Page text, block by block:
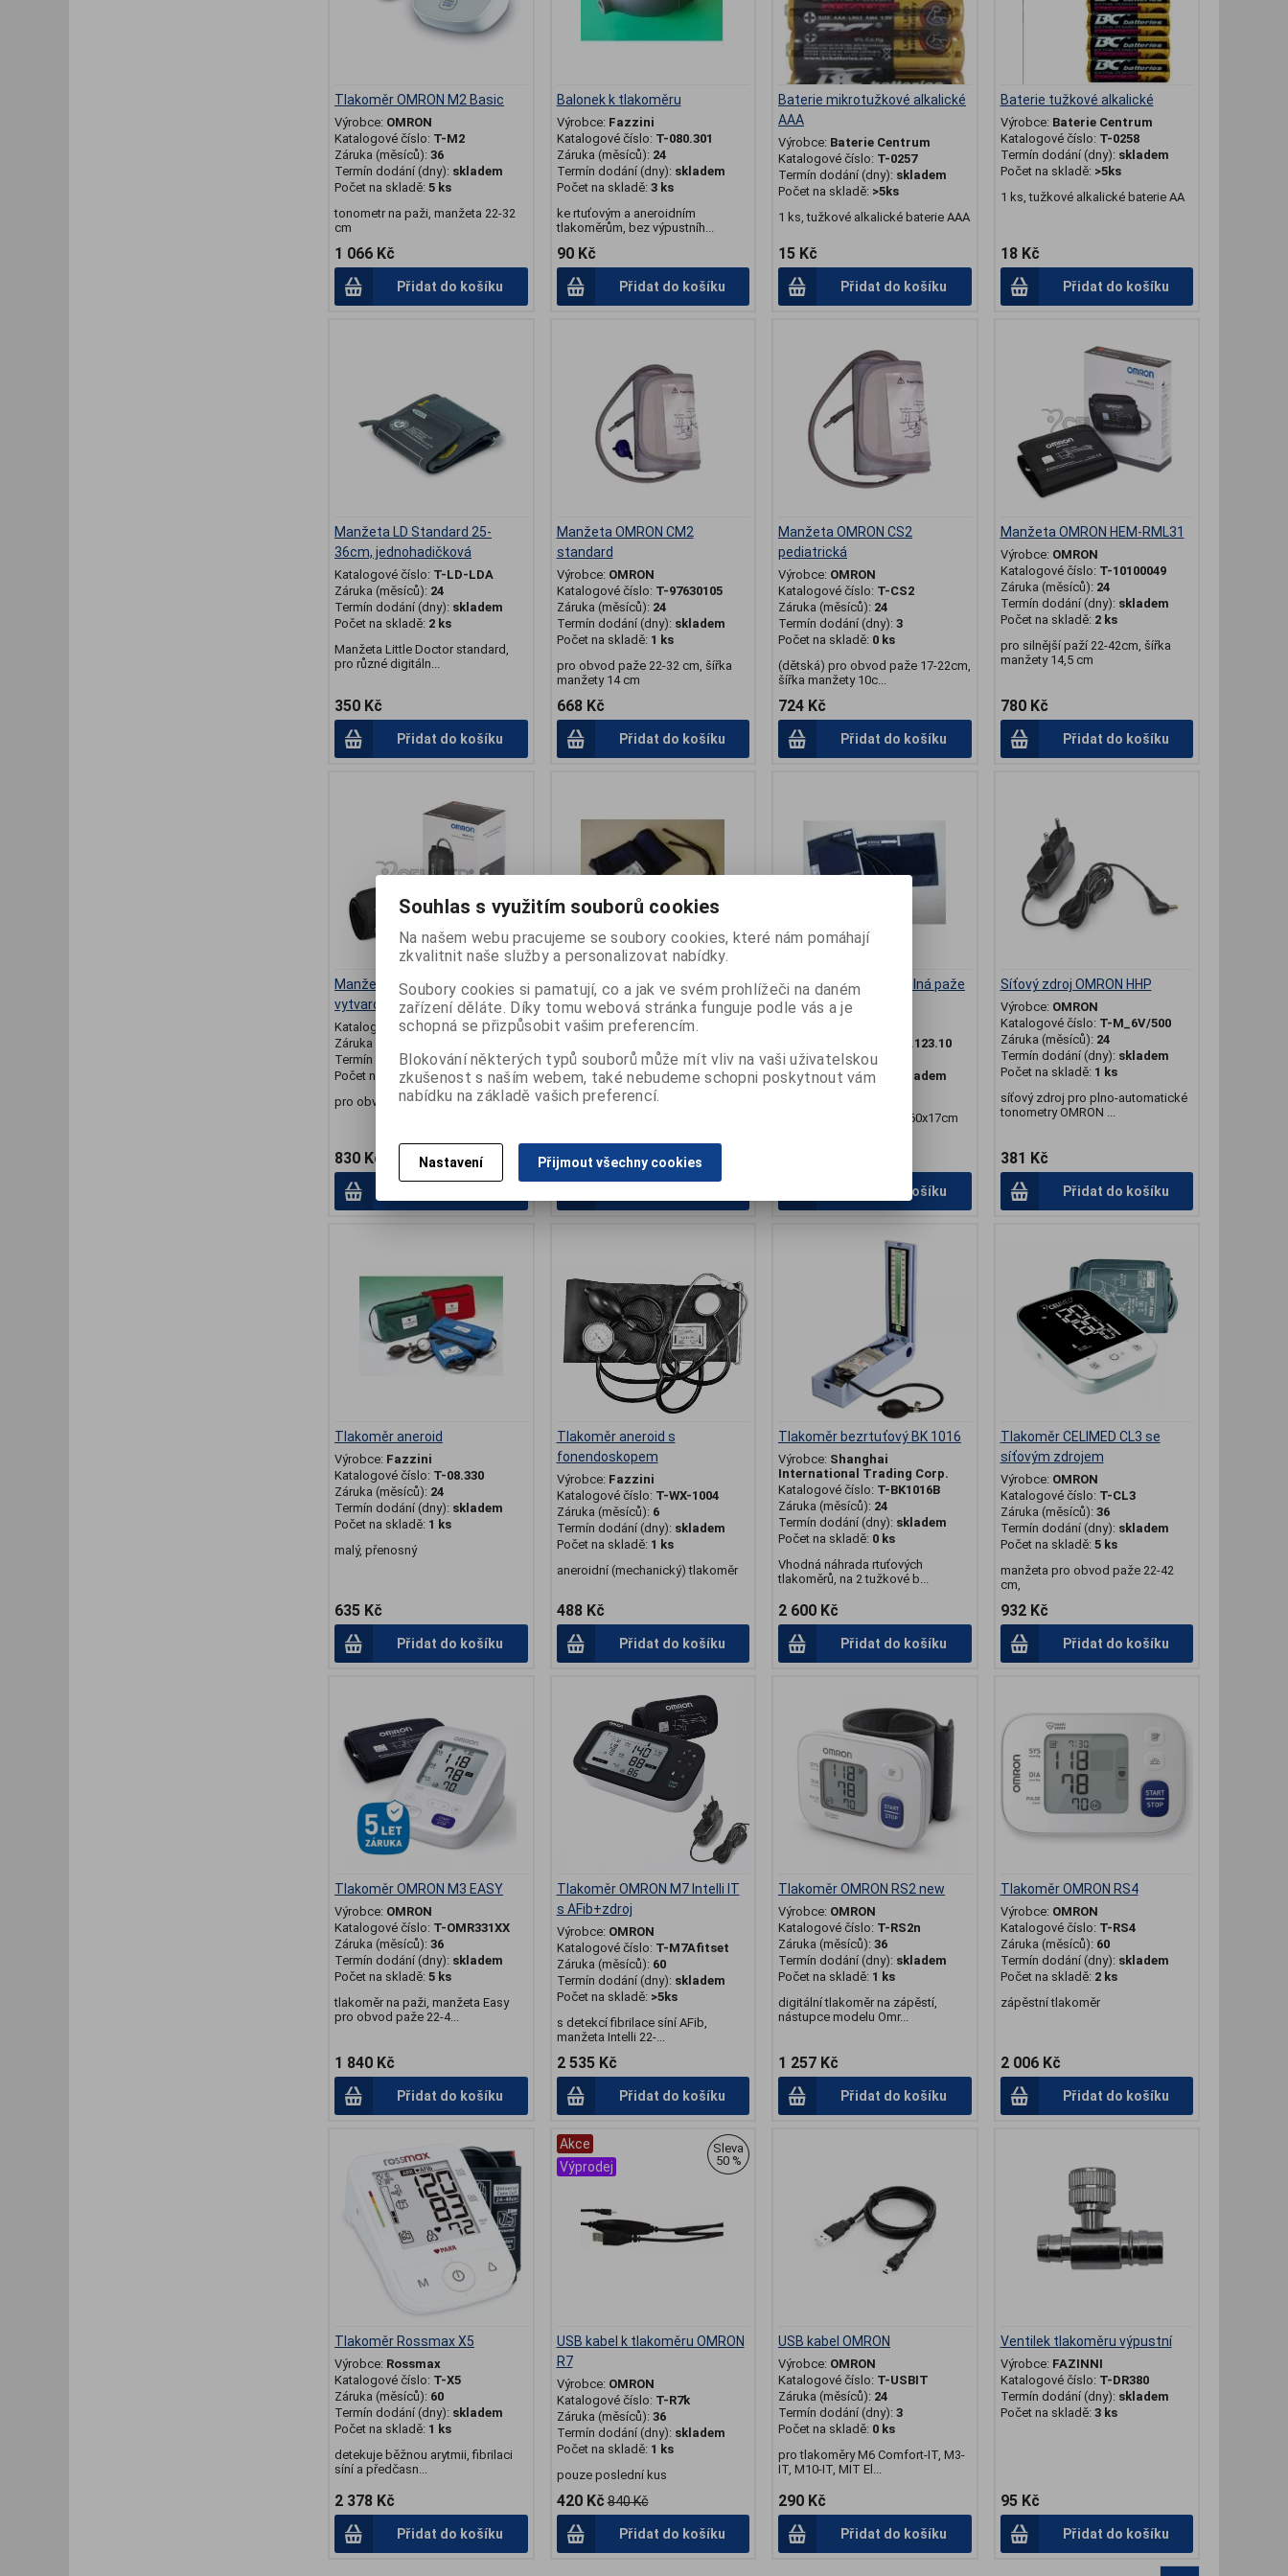
skutečnosti má.
Tlakoměr OMRON M2 Basic
Výrobce: OMRON
Katalogové číslo: T-M2
Záruka (měsíců): 36
Termín dodání (dny): skladem
Počet na skladě: 5 ks
tonometr na paži, manžeta 22-32
cm
1 066 Kč
Přidat do košíku
Balonek k tlakoměru
Výrobce: Fazzini
Katalogové číslo: T-080.301
Záruka (měsíců): 24
Termín dodání (dny): skladem
Počet na skladě: 3 ks
ke rtuťovým a aneroidním
tlakoměrům, bez výpustníh...
90 Kč
Přidat do košíku
Baterie mikrotužkové alkalické
AAA
Výrobce: Baterie Centrum
Katalogové číslo: T-0257
Termín dodání (dny): skladem
Počet na skladě: >5ks
1 ks, tužkové alkalické baterie AAA
15 Kč
Přidat do košíku
Baterie tužkové alkalické
Výrobce: Baterie Centrum
Katalogové číslo: T-0258
Termín dodání (dny): skladem
Počet na skladě: >5ks
1 ks, tužkové alkalické baterie AA
18 Kč
Přidat do košíku
Manžeta LD Standard 25-
36cm, jednohadičková
Katalogové číslo: T-LD-LDA
Záruka (měsíců): 24
Termín dodání (dny): skladem
Počet na skladě: 2 ks
Manžeta Little Doctor standard,
pro různé digitáln...
350 Kč
Přidat do košíku
Manžeta OMRON CM2
standard
Výrobce: OMRON
Katalogové číslo: T-97630105
Záruka (měsíců): 24
Termín dodání (dny): skladem
Počet na skladě: 1 ks
pro obvod paže 22-32 cm, šířka
manžety 14 cm
668 Kč
Přidat do košíku
Manžeta OMRON CS2
pediatrická
Výrobce: OMRON
Katalogové číslo: T-CS2
Záruka (měsíců): 24
Termín dodání (dny): 3
Počet na skladě: 0 ks
(dětská) pro obvod paže 17-22cm,
šířka manžety 10c...
724 Kč
Přidat do košíku
Manžeta OMRON HEM-RML31
Výrobce: OMRON
Katalogové číslo: T-10100049
Záruka (měsíců): 24
Termín dodání (dny): skladem
Počet na skladě: 2 ks
pro silnější paží 22-42cm, šířka
manžety 14,5 cm
780 Kč
Přidat do košíku
Manžeta OMRON Intelli IC
vytvarovaná (HEM-FL31)
Katalogové číslo:T-9911730-8
Záruka (měsíců):
Termín dodání (dny):skladem
Počet na skladě:1 ks
pro obvod paže 22 - 42cm
830 Kč
Manžeta tlakoměru
dvouhadička
Výrobce: Fazzini
Záruka (měsíců):24
Termín dodání (dny):skladem
Počet na skladě:3 ks
345 Kč
Manžeta tlakoměru silná paže
dvouhadička
T-080.123.10
Záruka (měsíců):24
Termín dodání (dny):
skladem
manžeta na silnou paži 60x17cm
Přidat do košíku
Síťový zdroj OMRON HHP
Výrobce: OMRON
Katalogové číslo: T-M_6V/500
Záruka (měsíců): 24
Termín dodání (dny): skladem
Počet na skladě: 1 ks
síťový zdroj pro plno-automatické
tonometry OMRON ...
381 Kč
Přidat do košíku
Tlakoměr aneroid
Výrobce: Fazzini
Katalogové číslo: T-08.330
Záruka (měsíců): 24
Termín dodání (dny): skladem
Počet na skladě: 1 ks
malý, přenosný
635 Kč
Přidat do košíku
Tlakoměr aneroid s
fonendoskopem
Výrobce: Fazzini
Katalogové číslo: T-WX-1004
Záruka (měsíců): 6
Termín dodání (dny): skladem
Počet na skladě: 1 ks
aneroidní (mechanický) tlakoměr
488 Kč
Přidat do košíku
Tlakoměr bezrtuťový BK 1016
Výrobce: Shanghai
International Trading Corp.
Katalogové číslo: T-BK1016B
Záruka (měsíců): 24
Termín dodání (dny): skladem
Počet na skladě: 0 ks
Vhodná náhrada rtuťových
tlakoměrů, na 2 tužkové b...
2 600 Kč
Přidat do košíku
Tlakoměr CELIMED CL3 se
síťovým zdrojem
Výrobce: OMRON
Katalogové číslo: T-CL3
Záruka (měsíců): 36
Termín dodání (dny): skladem
Počet na skladě: 5 ks
manžeta pro obvod paže 22-42
cm,
932 Kč
Přidat do košíku
Tlakoměr OMRON M3 EASY
Výrobce: OMRON
Katalogové číslo: T-OMR331XX
Záruka (měsíců): 36
Termín dodání (dny): skladem
Počet na skladě: 5 ks
tlakoměr na paži, manžeta Easy
pro obvod paže 22-4...
1 840 Kč
Přidat do košíku
Tlakoměr OMRON M7 Intelli IT
s AFib+zdroj
Výrobce: OMRON
Katalogové číslo: T-M7Afitset
Záruka (měsíců): 60
Termín dodání (dny): skladem
Počet na skladě: >5ks
s detekcí fibrilace síní AFib,
manžeta Intelli 22-...
2 535 Kč
Přidat do košíku
Tlakoměr OMRON RS2 new
Výrobce: OMRON
Katalogové číslo: T-RS2n
Záruka (měsíců): 36
Termín dodání (dny): skladem
Počet na skladě: 1 ks
digitální tlakoměr na zápěstí,
nástupce modelu Omr...
1 257 Kč
Přidat do košíku
Tlakoměr OMRON RS4
Výrobce: OMRON
Katalogové číslo: T-RS4
Záruka (měsíců): 60
Termín dodání (dny): skladem
Počet na skladě: 2 ks
zápěstní tlakoměr
2 006 Kč
Přidat do košíku
Tlakoměr Rossmax X5
Výrobce: Rossmax
Katalogové číslo: T-X5
Záruka (měsíců): 60
Termín dodání (dny): skladem
Počet na skladě: 1 ks
detekuje běžnou arytmii, fibrilaci
síní a předčasn...
2 378 Kč
Přidat do košíku
Akce
Výprodej
Sleva
50 %
USB kabel k tlakoměru OMRON
R7
Výrobce: OMRON
Katalogové číslo: T-R7k
Záruka (měsíců): 36
Termín dodání (dny): skladem
Počet na skladě: 1 ks
pouze poslední kus
420 Kč 840 Kč
Přidat do košíku
USB kabel OMRON
Výrobce: OMRON
Katalogové číslo: T-USBIT
Záruka (měsíců): 24
Termín dodání (dny): 3
Počet na skladě: 0 ks
pro tlakoměry M6 Comfort-IT, M3-
IT, M10-IT, MIT El...
290 Kč
Přidat do košíku
Ventilek tlakoměru výpustní
Výrobce: FAZINNI
Katalogové číslo: T-DR380
Termín dodání (dny): skladem
Počet na skladě: 3 ks
95 Kč
Přidat do košíku
Souhlas s využitím souborů cookies
Na našem webu pracujeme se soubory cookies, které nám pomáhají
zkvalitnit naše služby a personalizovat nabídky.
Soubory cookies si pamatují, co a jak ve svém prohlížeči na daném
zařízení děláte. Díky tomu webová stránka funguje podle vás a je
schopná se přizpůsobit vašim preferencím.
Blokování některých typů souborů může mít vliv na vaši uživatelskou
zkušenost s naším webem, také nebudeme schopni poskytnout vám
nabídku na základě vašich preferencí.
Nastavení Přijmout všechny cookies